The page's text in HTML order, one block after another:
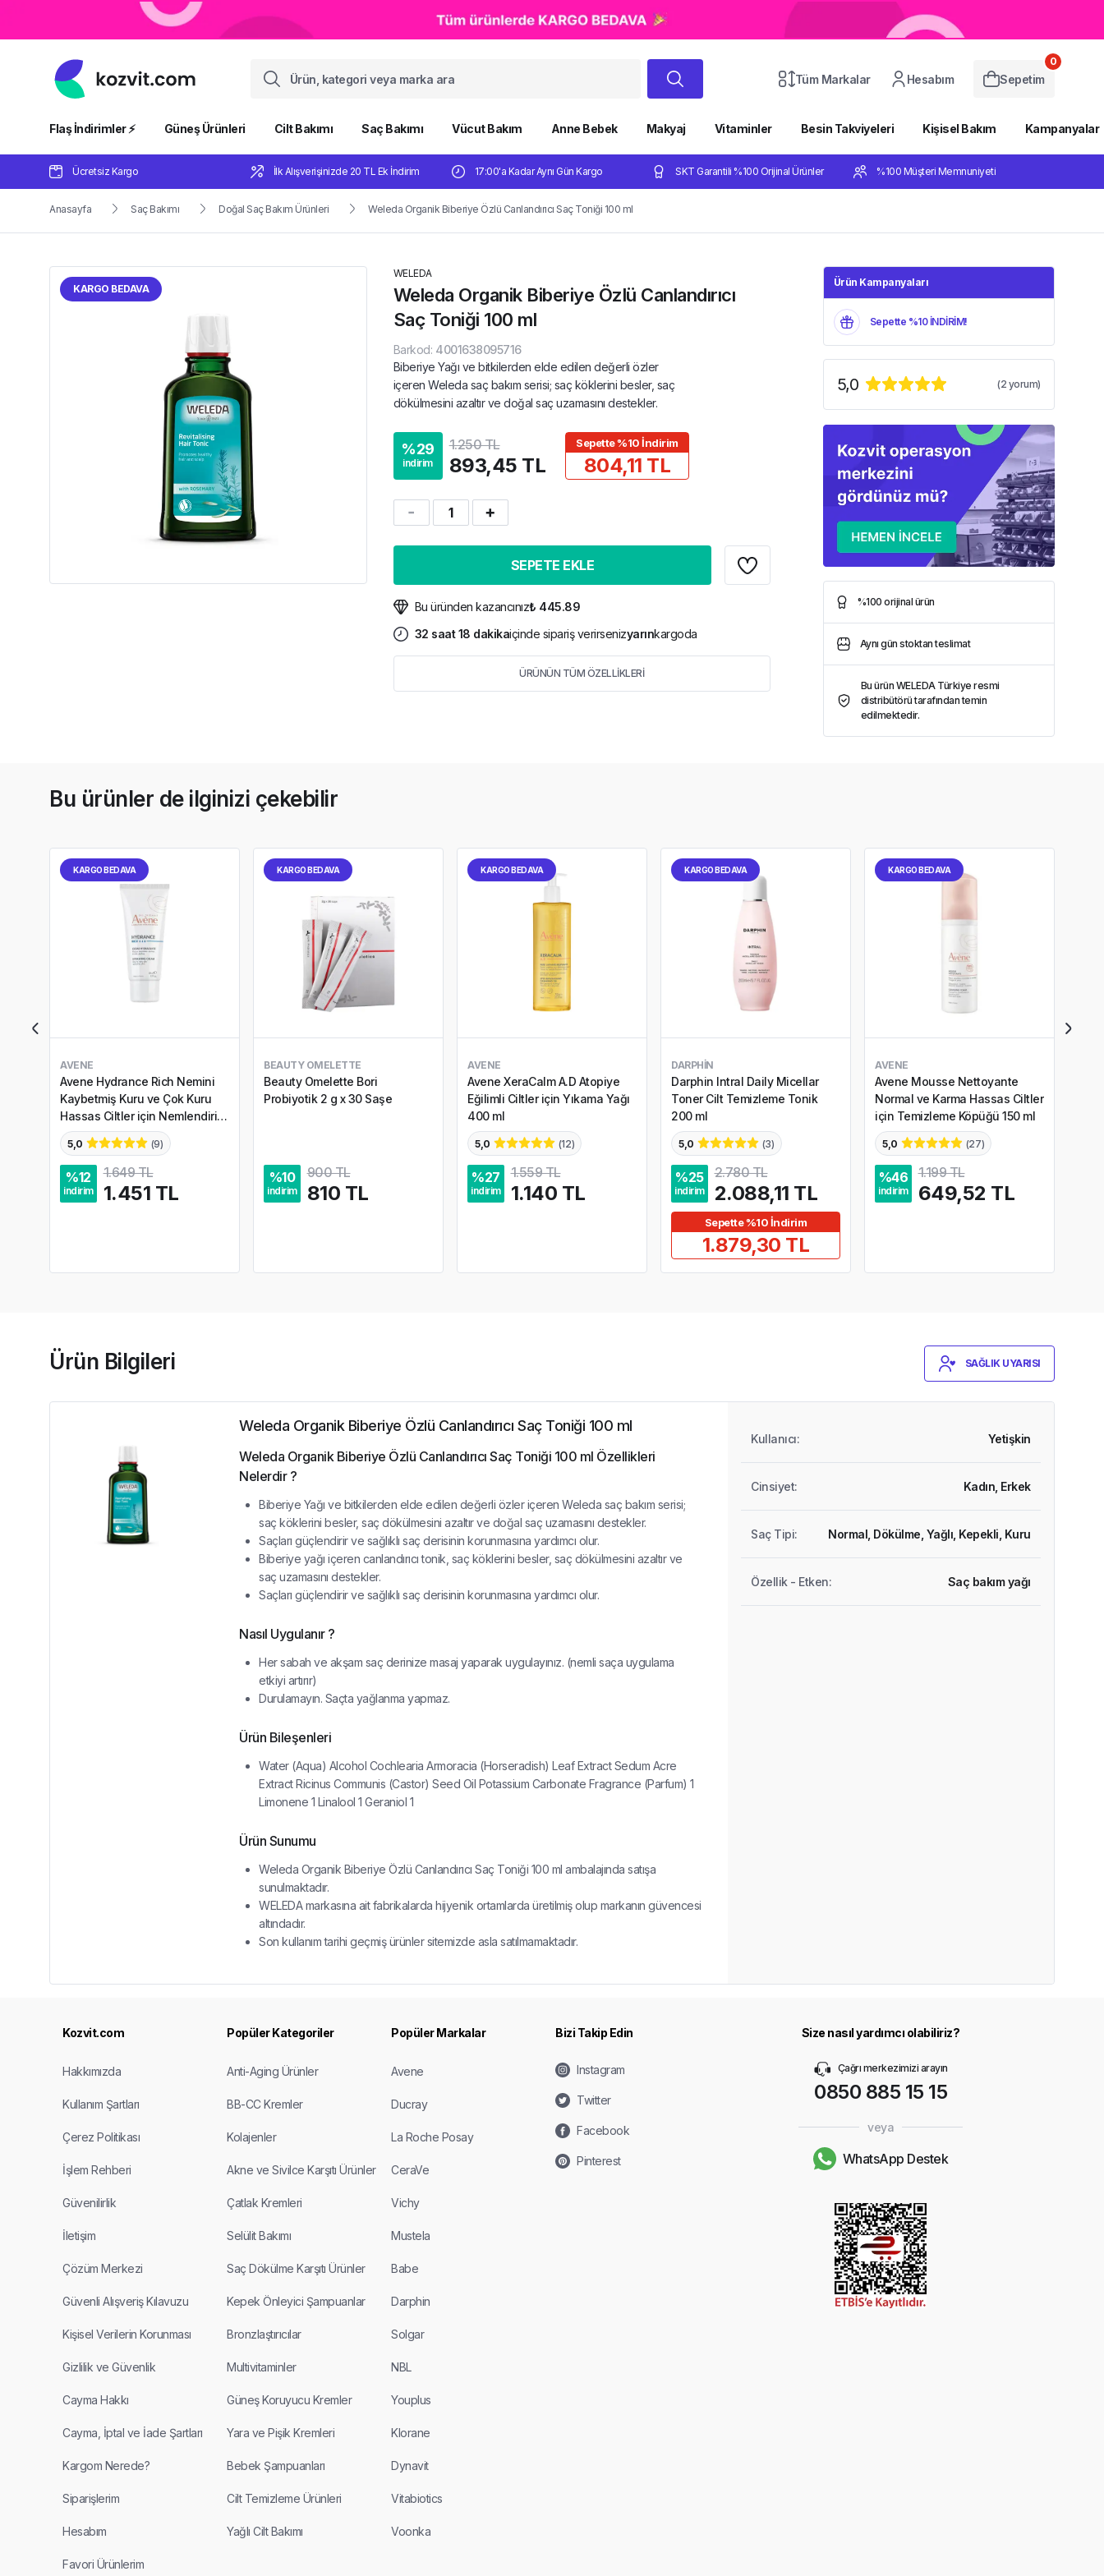
Tüm Markalar Hesabım Sepetim
0
Flaş İndirimler ⚡️ Güneş Ürünleri Cilt Bakımı Saç Bakımı Vücut Bakım Anne Bebek Makyaj Vitaminler Besin Takviyeleri Kişisel Bakım Kampanyalar
Ücretsiz Kargo İlk Alışverişinizde 20 TL Ek İndirim 17:00'a Kadar Aynı Gün Kargo SKT Garantili %100 Orijinal Ürünler %100 Müşteri Memnuniyeti
Anasayfa Saç Bakımı Doğal Saç Bakım Ürünleri Weleda Organik Biberiye Özlü Canlandırıcı Saç Toniği 100 ml
KARGO BEDAVA
WELEDA
Weleda Organik Biberiye Özlü Canlandırıcı
Saç Toniği 100 ml
Barkod: 4001638095716
Biberiye Yağı ve bitkilerden elde edilen değerli özler
içeren Weleda saç bakım serisi; saç köklerini besler, saç
dökülmesini azaltır ve doğal saç uzamasını destekler.
%29
indirim
1.250 TL
893,45 TL
Sepette %10 İndirim
804,11 TL
1
SEPETE EKLE
Bu üründen kazancınız₺ 445.89
32 saat 18 dakikaiçinde sipariş verirsenizyarınkargoda
ÜRÜNÜN TÜM ÖZELLİKLERİ
Ürün Kampanyaları
Sepette %10 İNDİRİM!
5,0 (2 yorum)
%100 orijinal ürün
Aynı gün stoktan teslimat
Bu ürün WELEDA Türkiye resmi
distribütörü tarafından temin
edilmektedir.
Bu ürünler de ilginizi çekebilir
KARGO BEDAVA
AVENE
Avene Hydrance Rich Nemini
Kaybetmiş Kuru ve Çok Kuru
Hassas Ciltler için Nemlendirici
Krem 40 ml
5,0 (9)
%12
indirim
1.649 TL
1.451 TL
KARGO BEDAVA
BEAUTY OMELETTE
Beauty Omelette Bori
Probiyotik 2 g x 30 Saşe
%10
indirim
900 TL
810 TL
KARGO BEDAVA
AVENE
Avene XeraCalm A.D Atopiye
Eğilimli Ciltler için Yıkama Yağı
400 ml
5,0 (12)
%27
indirim
1.559 TL
1.140 TL
KARGO BEDAVA
DARPHIN
Darphin Intral Daily Micellar
Toner Cilt Temizleme Tonik
200 ml
5,0 (3)
%25
indirim
2.780 TL
2.088,11 TL
Sepette %10 İndirim
1.879,30 TL
KARGO BEDAVA
AVENE
Avene Mousse Nettoyante
Normal ve Karma Hassas Ciltler
için Temizleme Köpüğü 150 ml
5,0 (27)
%46
indirim
1.199 TL
649,52 TL
Ürün Bilgileri SAĞLIK UYARISI
Weleda Organik Biberiye Özlü Canlandırıcı Saç Toniği 100 ml
Weleda Organik Biberiye Özlü Canlandırıcı Saç Toniği 100 ml Özellikleri
Nelerdir ?
Biberiye Yağı ve bitkilerden elde edilen değerli özler içeren Weleda saç bakım serisi;
saç köklerini besler, saç dökülmesini azaltır ve doğal saç uzamasını destekler.
Saçları güçlendirir ve sağlıklı saç derisinin korunmasına yardımcı olur.
Biberiye yağı içeren canlandırıcı tonik, saç köklerini besler, saç dökülmesini azaltır ve
saç uzamasını destekler.
Saçları güçlendirir ve sağlıklı saç derisinin korunmasına yardımcı olur.
Nasıl Uygulanır ?
Her sabah ve akşam saç derinize masaj yaparak uygulayınız. (nemli saça uygulama
etkiyi artırır)
Durulamayın. Saçta yağlanma yapmaz.
Ürün Bileşenleri
Water (Aqua) Alcohol Cochlearia Armoracia (Horseradish) Leaf Extract Sedum Acre
Extract Ricinus Communis (Castor) Seed Oil Potassium Carbonate Fragrance (Parfum) 1
Limonene 1 Linalool 1 Geraniol 1
Ürün Sunumu
Weleda Organik Biberiye Özlü Canlandırıcı Saç Toniği 100 ml ambalajında satışa
sunulmaktadır.
WELEDA markasına ait fabrikalarda hijyenik ortamlarda üretilmiş olup markanın güvencesi
altındadır.
Son kullanım tarihi geçmiş ürünler sitemizde asla satılmamaktadır.
Kullanıcı: Yetişkin
Cinsiyet: Kadın, Erkek
Saç Tipi: Normal, Dökülme, Yağlı, Kepekli, Kuru
Özellik - Etken: Saç bakım yağı
Kozvit.com
Hakkımızda
Kullanım Şartları
Çerez Politikası
İşlem Rehberi
Güvenilirlik
İletişim
Çözüm Merkezi
Güvenli Alışveriş Kılavuzu
Kişisel Verilerin Korunması
Gizlilik ve Güvenlik
Cayma Hakkı
Cayma, İptal ve İade Şartları
Kargom Nerede?
Siparişlerim
Hesabım
Favori Ürünlerim
Popüler Kategoriler
Anti-Aging Ürünler
BB-CC Kremler
Kolajenler
Akne ve Sivilce Karşıtı Ürünler
Çatlak Kremleri
Selülit Bakımı
Saç Dökülme Karşıtı Ürünler
Kepek Önleyici Şampuanlar
Bronzlaştırıcılar
Multivitaminler
Güneş Koruyucu Kremler
Yara ve Pişik Kremleri
Bebek Şampuanları
Cilt Temizleme Ürünleri
Yağlı Cilt Bakımı
Popüler Markalar
Avene
Ducray
La Roche Posay
CeraVe
Vichy
Mustela
Babe
Darphin
Solgar
NBL
Youplus
Klorane
Dynavit
Vitabiotics
Voonka
Bizi Takip Edin
Instagram
Twitter
Facebook
Pinterest
Size nasıl yardımcı olabiliriz?
Çağrı merkezimizi arayın
0850 885 15 15
veya
WhatsApp Destek